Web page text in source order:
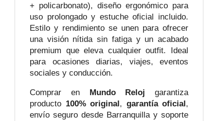
+ policarbonato), diseño ergonómico para
uso prolongado y estuche oficial incluido.
Estilo y rendimiento se unen para ofrecer
una visión nítida sin fatiga y un acabado
premium que eleva cualquier outfit. Ideal
para ocasiones diarias, viajes, eventos
sociales y conducción.
Comprar en Mundo Reloj garantiza
producto 100% original , garantía oficial ,
envío seguro desde Barranquilla y soporte